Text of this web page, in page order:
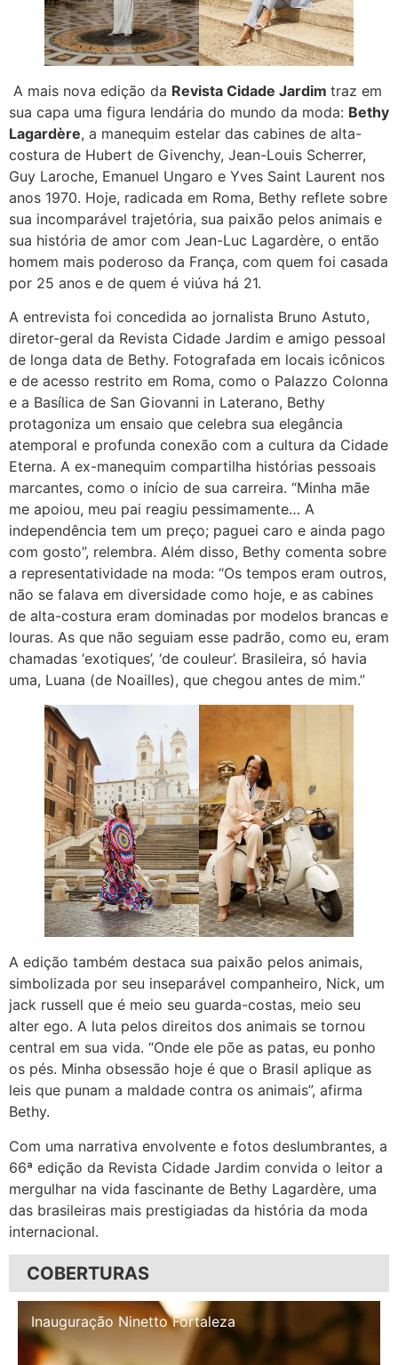
A mais nova edição da Revista Cidade Jardim traz em
sua capa uma figura lendária do mundo da moda: Bethy
Lagardère, a manequim estelar das cabines de alta-
costura de Hubert de Givenchy, Jean-Louis Scherrer,
Guy Laroche, Emanuel Ungaro e Yves Saint Laurent nos
anos 1970. Hoje, radicada em Roma, Bethy reflete sobre
sua incomparável trajetória, sua paixão pelos animais e
sua história de amor com Jean-Luc Lagardère, o então
homem mais poderoso da França, com quem foi casada
por 25 anos e de quem é viúva há 21.
A entrevista foi concedida ao jornalista Bruno Astuto,
diretor-geral da Revista Cidade Jardim e amigo pessoal
de longa data de Bethy. Fotografada em locais icônicos
e de acesso restrito em Roma, como o Palazzo Colonna
e a Basílica de San Giovanni in Laterano, Bethy
protagoniza um ensaio que celebra sua elegância
atemporal e profunda conexão com a cultura da Cidade
Eterna. A ex-manequim compartilha histórias pessoais
marcantes, como o início de sua carreira. “Minha mãe
me apoiou, meu pai reagiu pessimamente… A
independência tem um preço; paguei caro e ainda pago
com gosto”, relembra. Além disso, Bethy comenta sobre
a representatividade na moda: “Os tempos eram outros,
não se falava em diversidade como hoje, e as cabines
de alta-costura eram dominadas por modelos brancas e
louras. As que não seguiam esse padrão, como eu, eram
chamadas ‘exotiques’, ‘de couleur’. Brasileira, só havia
uma, Luana (de Noailles), que chegou antes de mim.”
A edição também destaca sua paixão pelos animais,
simbolizada por seu inseparável companheiro, Nick, um
jack russell que é meio seu guarda-costas, meio seu
alter ego. A luta pelos direitos dos animais se tornou
central em sua vida. “Onde ele põe as patas, eu ponho
os pés. Minha obsessão hoje é que o Brasil aplique as
leis que punam a maldade contra os animais”, afirma
Bethy.
Com uma narrativa envolvente e fotos deslumbrantes, a
66ª edição da Revista Cidade Jardim convida o leitor a
mergulhar na vida fascinante de Bethy Lagardère, uma
das brasileiras mais prestigiadas da história da moda
internacional.
COBERTURAS
Inauguração Illa Café